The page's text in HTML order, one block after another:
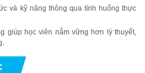
và kỹ năng thông qua tính huống thực
giúp học viên nắm vững hơn lý thuyết,